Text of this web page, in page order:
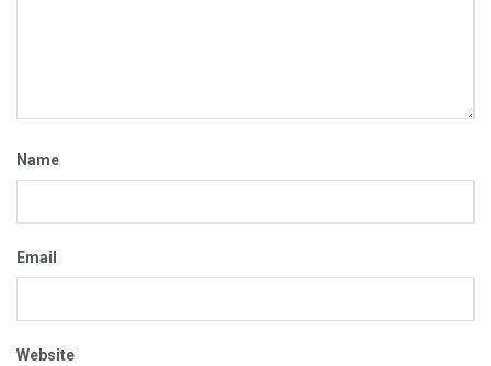
Name
Email
Website